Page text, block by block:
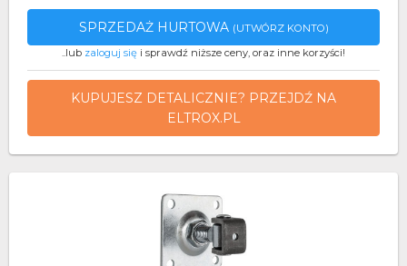
SPRZEDAŻ HURTOWA (UTWÓRZ KONTO)
..lub zaloguj się i sprawdź niższe ceny, oraz inne korzyści!
KUPUJESZ DETALICZNIE? PRZEJDŹ NA
ELTROX.PL